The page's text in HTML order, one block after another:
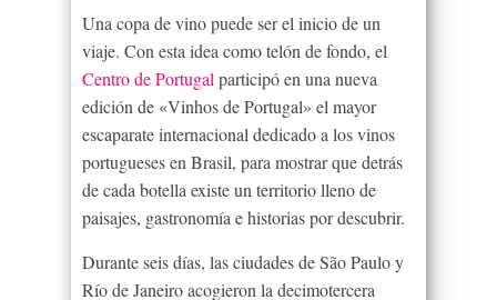
Una copa de vino puede ser el inicio de un
viaje. Con esta idea como telón de fondo, el
Centro de Portugal participó en una nueva
edición de «Vinhos de Portugal» el mayor
escaparate internacional dedicado a los vinos
portugueses en Brasil, para mostrar que detrás
de cada botella existe un territorio lleno de
paisajes, gastronomía e historias por descubrir.
Durante seis días, las ciudades de São Paulo y
Río de Janeiro acogieron la decimotercera